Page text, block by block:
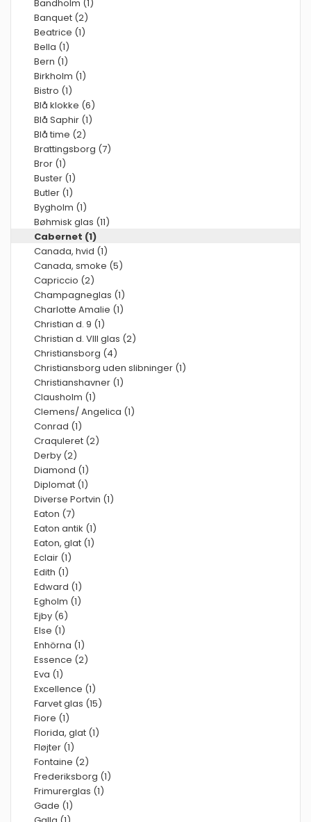
Bandholm (1)
Banquet (2)
Beatrice (1)
Bella (1)
Bern (1)
Birkholm (1)
Bistro (1)
Blå klokke (6)
Blå Saphir (1)
Blå time (2)
Brattingsborg (7)
Bror (1)
Buster (1)
Butler (1)
Bygholm (1)
Bøhmisk glas (11)
Cabernet (1)
Canada, hvid (1)
Canada, smoke (5)
Capriccio (2)
Champagneglas (1)
Charlotte Amalie (1)
Christian d. 9 (1)
Christian d. VIII glas (2)
Christiansborg (4)
Christiansborg uden slibninger (1)
Christianshavner (1)
Clausholm (1)
Clemens/ Angelica (1)
Conrad (1)
Craquleret (2)
Derby (2)
Diamond (1)
Diplomat (1)
Diverse Portvin (1)
Eaton (7)
Eaton antik (1)
Eaton, glat (1)
Eclair (1)
Edith (1)
Edward (1)
Egholm (1)
Ejby (6)
Else (1)
Enhörna (1)
Essence (2)
Eva (1)
Excellence (1)
Farvet glas (15)
Fiore (1)
Florida, glat (1)
Fløjter (1)
Fontaine (2)
Frederiksborg (1)
Frimurerglas (1)
Gade (1)